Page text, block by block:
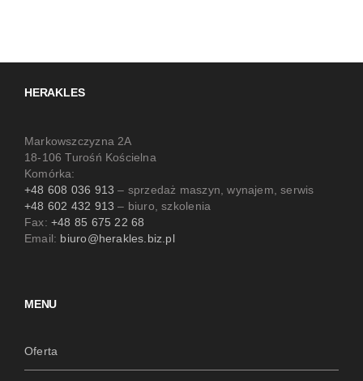
HERAKLES
Markowszczyzna 2A
18-106 Turośń Kościelna
Komórka:
+48 608 036 913 – sprzedaż maszyn, wynajem, serwis
+48 602 432 913 – biuro, szkolenia
Fax:+48 85 675 22 68
Email: biuro@herakles.biz.pl
MENU
Oferta